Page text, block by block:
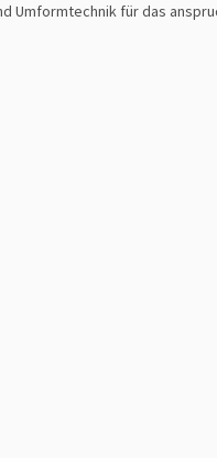
Umformtechnik für das